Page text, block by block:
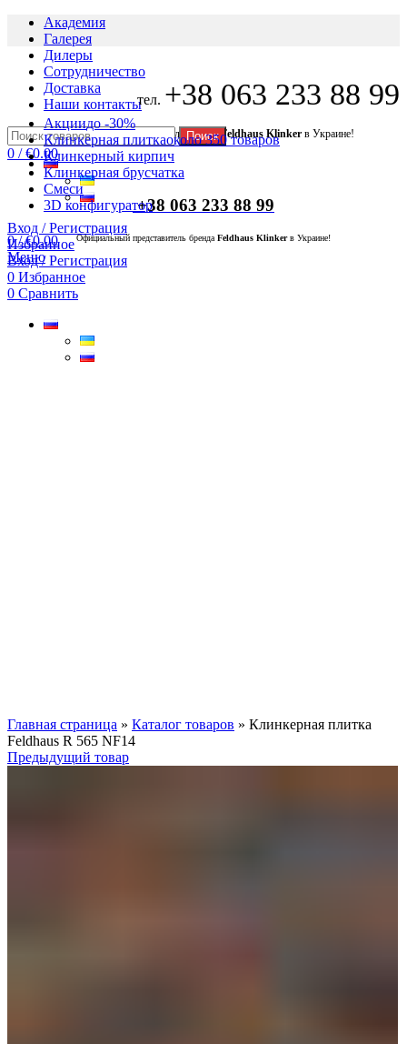
Академия
Галерея
Дилеры
Сотрудничество
Доставка
Наши контакты
Официальный представитель брендаFeldhaus Klinker в Украине!
Вход / Регистрация
Избранное
Вход / Регистрация
0 Избранное
0 Сравнить
тел. +38 063 233 88 99
Поиск
0 / €0.00
+38 063 233 88 99
0/ €0.00
Меню
Акциидо -30%
Клинкерная плиткаоколо 350 товаров
Клинкерный кирпич
Клинкерная брусчатка
Смеси
3D конфигуратор
Официальный представитель бренда Feldhaus Klinkerв Украине!
Главная страница » Каталог товаров » Клинкерная плитка
Feldhaus R 565 NF14
Предыдущий товар